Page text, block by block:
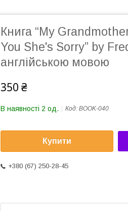
Книга “My
You She's Sorry” by
англійською мовою
350 ₴
В наявності 2 од. Код: BOOK-040
Купити
+380 (67) 250-28-45